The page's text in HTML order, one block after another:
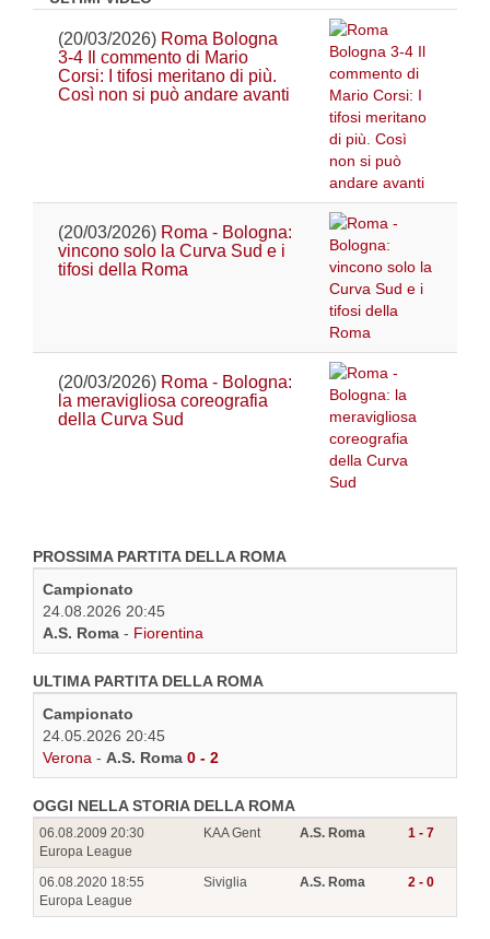
(20/03/2026) Roma Bologna
3-4 Il commento di Mario
Corsi: I tifosi meritano di più.
Così non si può andare avanti
(20/03/2026) Roma - Bologna:
vincono solo la Curva Sud e i
tifosi della Roma
(20/03/2026) Roma - Bologna:
la meravigliosa coreografia
della Curva Sud
PROSSIMA PARTITA DELLA ROMA
Campionato
24.08.2026 20:45
A.S. Roma - Fiorentina
ULTIMA PARTITA DELLA ROMA
Campionato
24.05.2026 20:45
Verona - A.S. Roma 0 - 2
OGGI NELLA STORIA DELLA ROMA
06.08.2009 20:30
Europa League
KAA Gent A.S. Roma 1 - 7
06.08.2020 18:55
Europa League
Siviglia A.S. Roma 2 - 0